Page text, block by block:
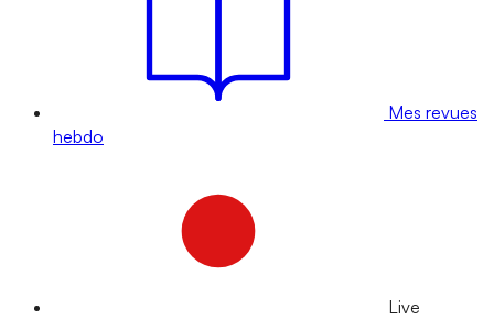
Mes revues
hebdo
Live